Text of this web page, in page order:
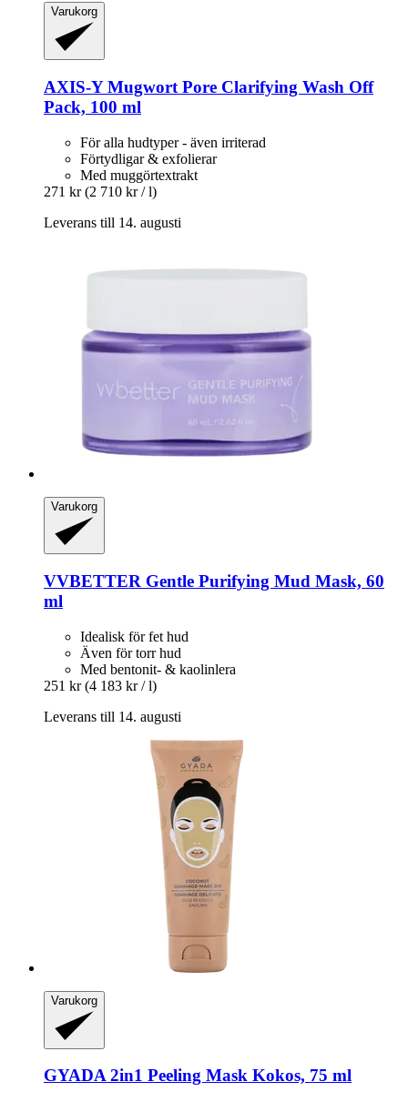
Varukorg
AXIS-YMugwort Pore Clarifying Wash Off
Pack, 100 ml
För alla hudtyper - även irriterad
Förtydligar & exfolierar
Med muggörtextrakt
271 kr (2 710 kr / l)
Leverans till 14. augusti
Varukorg
VVBETTER Gentle Purifying Mud Mask, 60
ml
Idealisk för fet hud
Även för torr hud
Med bentonit- & kaolinlera
251 kr (4 183 kr / l)
Leverans till 14. augusti
Varukorg
GYADA2in1 Peeling Mask Kokos, 75 ml